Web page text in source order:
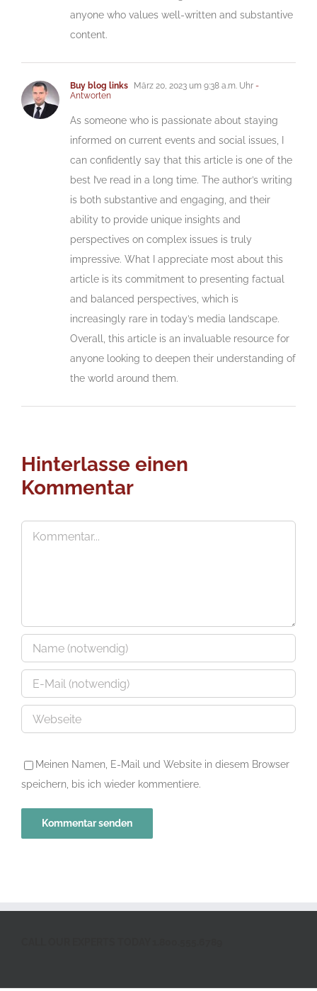
anyone who values well-written and substantive
content.
Buy blog links März 20, 2023 um 9:38 a.m. Uhr -
Antworten
As someone who is passionate about staying
informed on current events and social issues, I
can confidently say that this article is one of the
best I’ve read in a long time. The author’s writing
is both substantive and engaging, and their
ability to provide unique insights and
perspectives on complex issues is truly
impressive. What I appreciate most about this
article is its commitment to presenting factual
and balanced perspectives, which is
increasingly rare in today’s media landscape.
Overall, this article is an invaluable resource for
anyone looking to deepen their understanding of
the world around them.
Hinterlasse einen
Kommentar
Kommentar
Meinen Namen, E-Mail und Website in diesem Browser
speichern, bis ich wieder kommentiere.